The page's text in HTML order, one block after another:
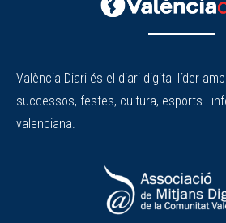
València Diari és el diari digital líder
successos, festes, cultura, esports i
valenciana.